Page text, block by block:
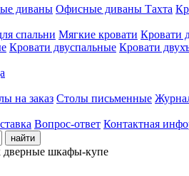
диваны Офисные диваны Тахта
спальни Мягкие кровати Кровати
Кровати двуспальные Кровати
на заказ Столы письменные
Вопрос-ответ Контактная
найти
дверные шкафы-купе